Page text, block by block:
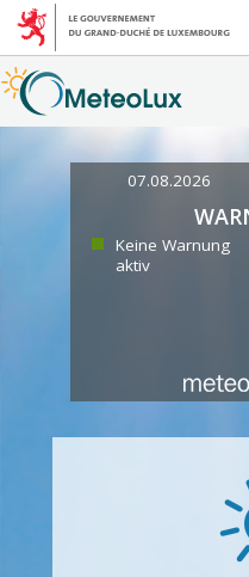
07.08.2026
Keine Warnung
aktiv